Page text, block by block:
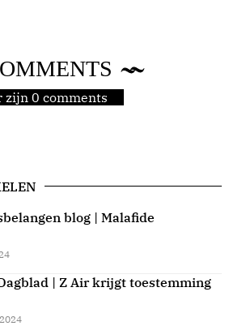
zijn 0 comments
blog | Malafide
| Z Air krijgt toestemming